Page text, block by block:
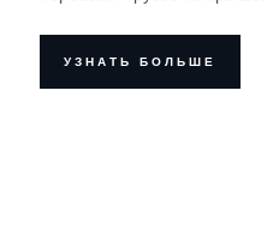
УЗНАТЬ БОЛЬШЕ